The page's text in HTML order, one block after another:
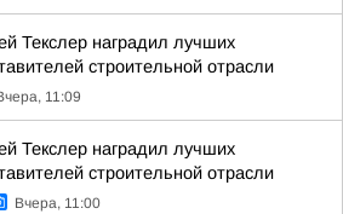
Текслер наградил лучших
строительной отрасли
11:09
Текслер наградил лучших
строительной отрасли
Вчера, 11:00